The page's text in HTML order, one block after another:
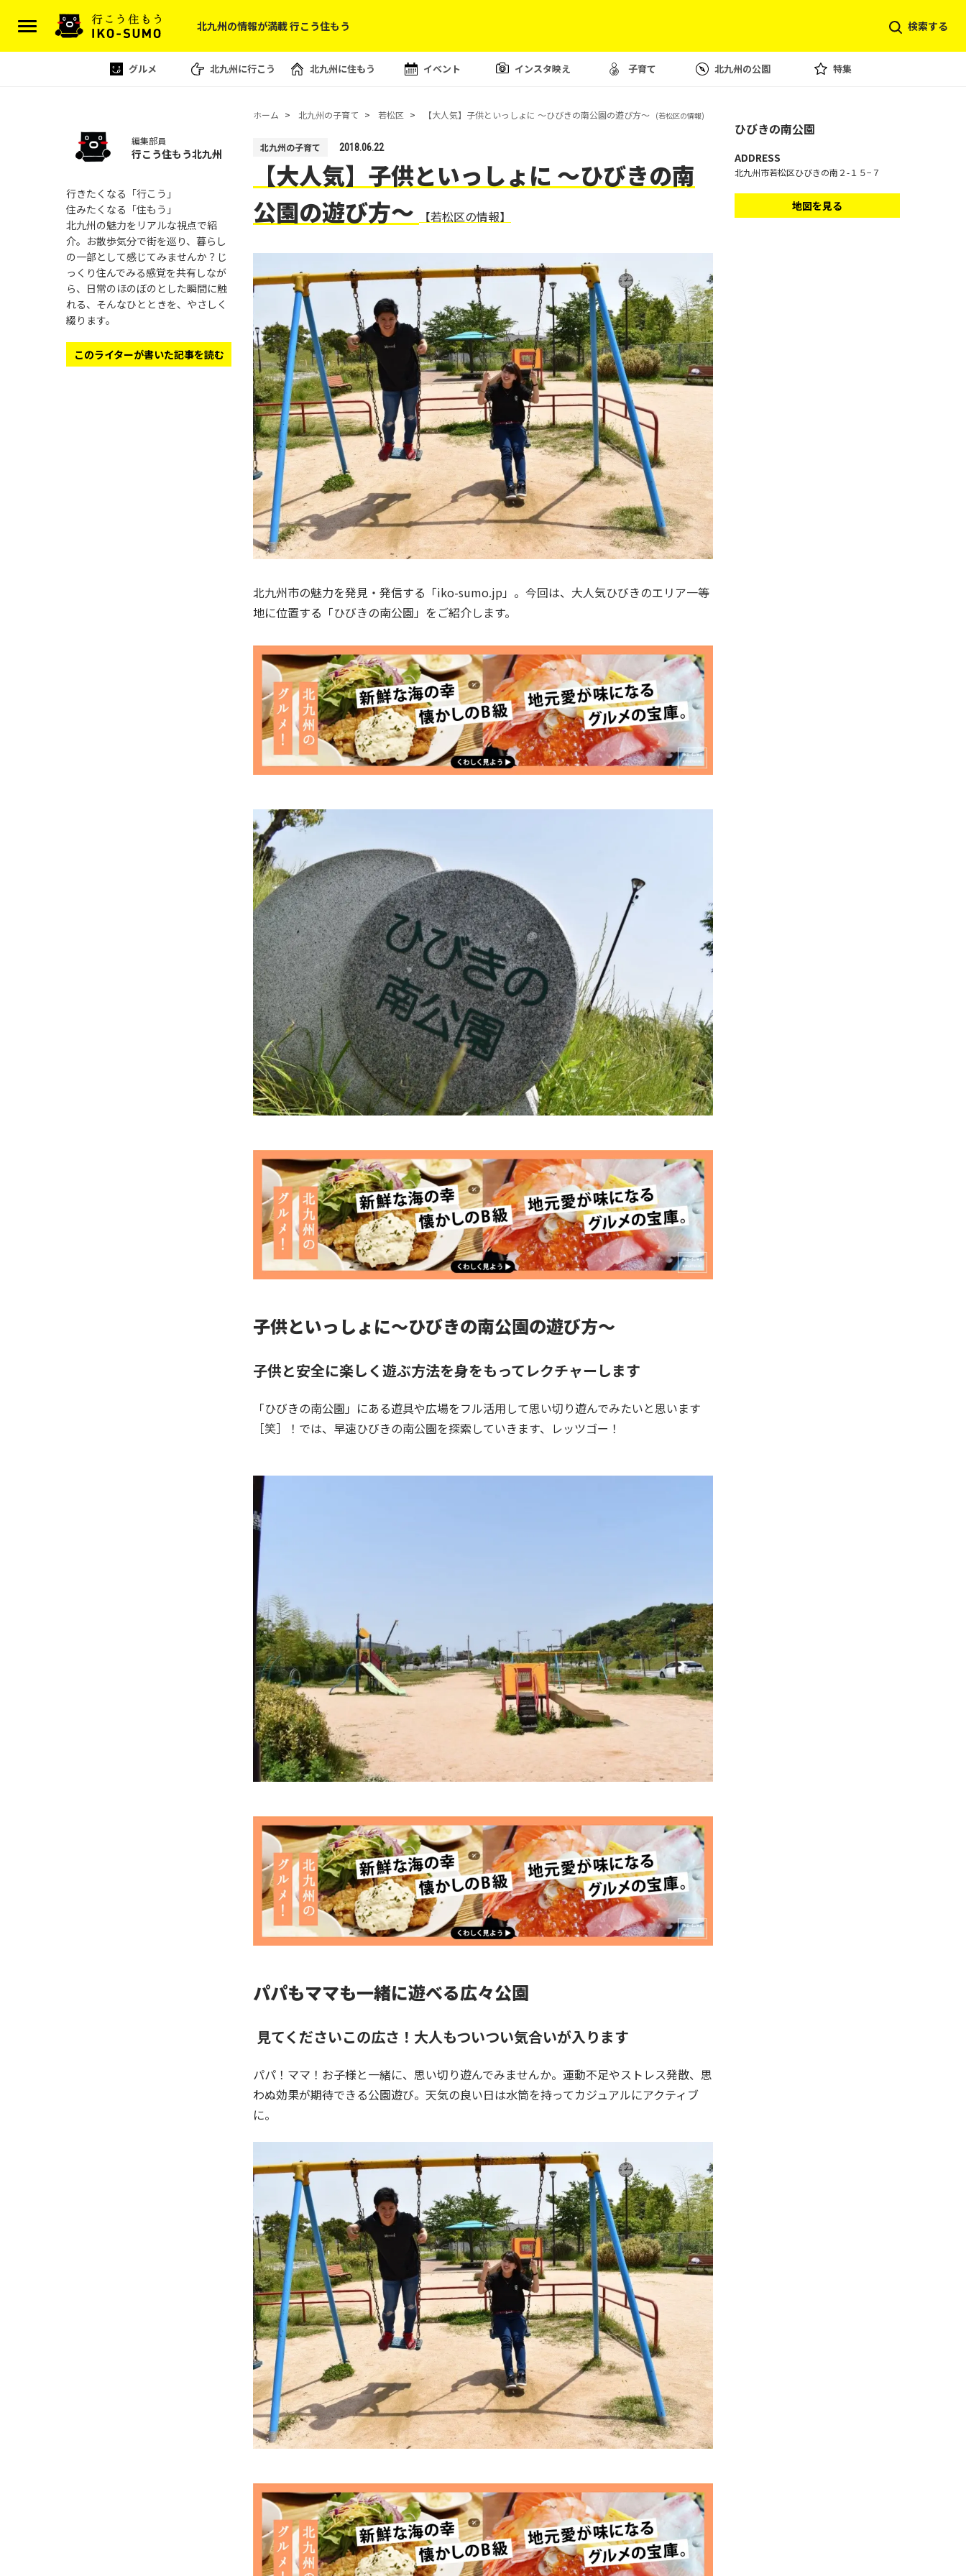
北九州の情報が満載 行こう住もう 検索する
グルメ 北九州に行こう 北九州に住もう イベント インスタ映え 子育て 北九州の公園 特集
ホーム 北九州の子育て 若松区 【大人気】子供といっしょに 〜ひびきの南公園の遊び方〜 (若松区の情報)
北九州の子育て 2018.06.22
【大人気】子供といっしょに 〜ひびきの南
公園の遊び方〜
【若松区の情報】
北九州市の魅力を発見・発信する「iko-sumo.jp」。今回は、大人気ひびきのエリア一等
地に位置する「ひびきの南公園」をご紹介します。
子供といっしょに〜ひびきの南公園の遊び方〜
子供と安全に楽しく遊ぶ方法を身をもってレクチャーします
「ひびきの南公園」にある遊具や広場をフル活用して思い切り遊んでみたいと思います
［笑］！では、早速ひびきの南公園を探索していきます、レッツゴー！
パパもママも一緒に遊べる広々公園
見てくださいこの広さ！大人もついつい気合いが入ります
パパ！ママ！お子様と一緒に、思い切り遊んでみませんか。運動不足やストレス発散、思
わぬ効果が期待できる公園遊び。天気の良い日は水筒を持ってカジュアルにアクティブ
に。
編集部員
行こう住もう北九州
行きたくなる「行こう」
住みたくなる「住もう」
北九州の魅力をリアルな視点で紹
介。お散歩気分で街を巡り、暮らし
の一部として感じてみませんか？じ
っくり住んでみる感覚を共有しなが
ら、日常のほのぼのとした瞬間に触
れる、そんなひとときを、やさしく
綴ります。
このライターが書いた記事を読む
ひびきの南公園
ADDRESS
北九州市若松区ひびきの南２-１５−７
地図を見る